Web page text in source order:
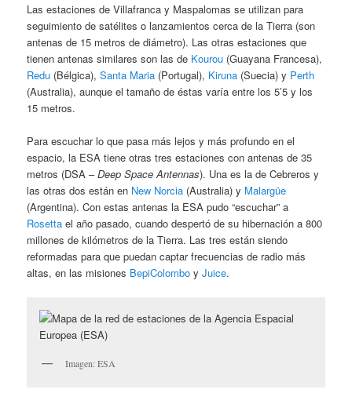
Las estaciones de Villafranca y Maspalomas se utilizan para
seguimiento de satélites o lanzamientos cerca de la Tierra (son
antenas de 15 metros de diámetro). Las otras estaciones que
tienen antenas similares son las de Kourou (Guayana Francesa),
Redu (Bélgica),Santa Maria (Portugal), Kiruna (Suecia) y Perth
(Australia), aunque el tamaño de éstas varía entre los 5’5 y los
15 metros.
Para escuchar lo que pasa más lejos y más profundo en el
espacio, la ESA tiene otras tres estaciones con antenas de 35
metros (DSA –Deep Space Antennas). Una es la de Cebreros y
las otras dos están en New Norcia (Australia) y Malargüe
(Argentina). Con estas antenas la ESA pudo “escuchar” a
Rosetta el año pasado, cuando despertó de su hibernación a 800
millones de kilómetros de la Tierra. Las tres están siendo
reformadas para que puedan captar frecuencias de radio más
altas, en las misiones BepiColombo yJuice.
Imagen: ESA